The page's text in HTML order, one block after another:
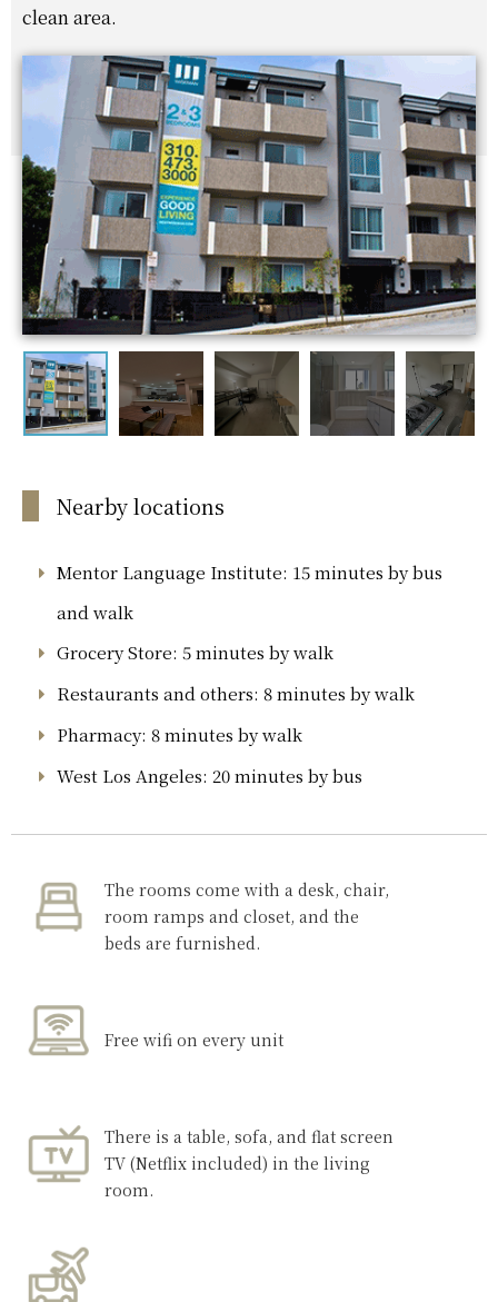
clean area.
Nearby locations
Mentor Language Institute: 15 minutes by bus
and walk
Grocery Store: 5 minutes by walk
Restaurants and others: 8 minutes by walk
Pharmacy: 8 minutes by walk
West Los Angeles: 20 minutes by bus
The rooms come with a desk, chair,
room ramps and closet, and the
beds are furnished.
Free wifi on every unit
There is a table, sofa, and flat screen
TV (Netflix included) in the living
room.